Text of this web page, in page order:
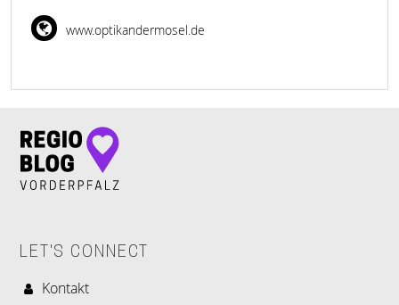
www.optikandermosel.de
LET'S CONNECT
Kontakt